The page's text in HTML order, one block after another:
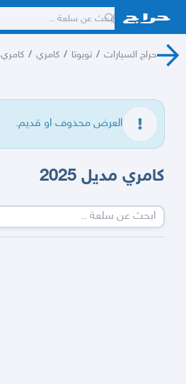
حراج السيارات / تويوتا / كامري / كامري 2025
العرض محذوف او قديم.
كامري مديل 2025